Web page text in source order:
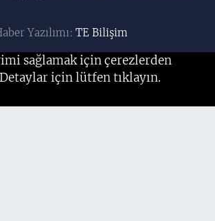
Yazılımı: TE Bilişim
sağlamak için çerezlerden
için lütfen tıklayın.